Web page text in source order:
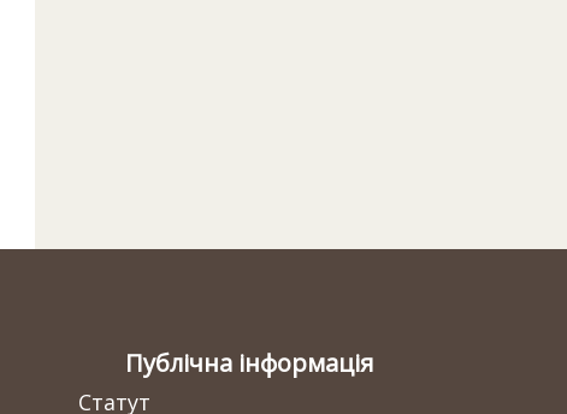
Публічна інформація
Статут